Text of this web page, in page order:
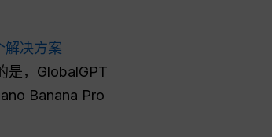
解决方案
是，GlobalGPT
Banana Pro